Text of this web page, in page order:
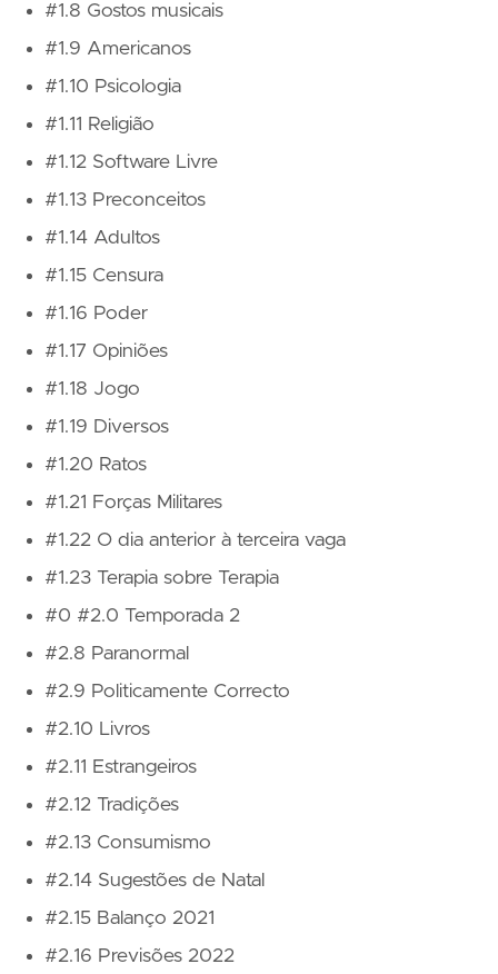
#1.8 Gostos musicais
#1.9 Americanos
#1.10 Psicologia
#1.11 Religião
#1.12 Software Livre
#1.13 Preconceitos
#1.14 Adultos
#1.15 Censura
#1.16 Poder
#1.17 Opiniões
#1.18 Jogo
#1.19 Diversos
#1.20 Ratos
#1.21 Forças Militares
#1.22 O dia anterior à terceira vaga
#1.23 Terapia sobre Terapia
#0 #2.0 Temporada 2
#2.8 Paranormal
#2.9 Politicamente Correcto
#2.10 Livros
#2.11 Estrangeiros
#2.12 Tradições
#2.13 Consumismo
#2.14 Sugestões de Natal
#2.15 Balanço 2021
#2.16 Previsões 2022